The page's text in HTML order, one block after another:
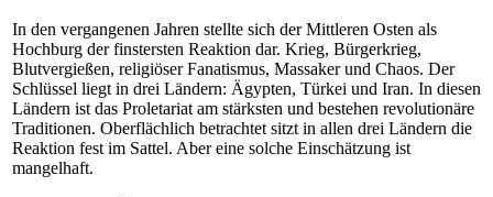
In den vergangenen Jahren stellte sich der Mittleren Osten als
Hochburg der finstersten Reaktion dar. Krieg, Bürgerkrieg,
Blutvergießen, religiöser Fanatismus, Massaker und Chaos. Der
Schlüssel liegt in drei Ländern: Ägypten, Türkei und Iran. In diesen
Ländern ist das Proletariat am stärksten und bestehen revolutionäre
Traditionen. Oberflächlich betrachtet sitzt in allen drei Ländern die
Reaktion fest im Sattel. Aber eine solche Einschätzung ist
mangelhaft.